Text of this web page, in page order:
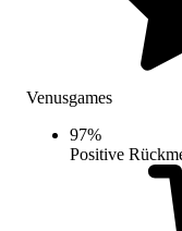
Venusgames
97%
Positive